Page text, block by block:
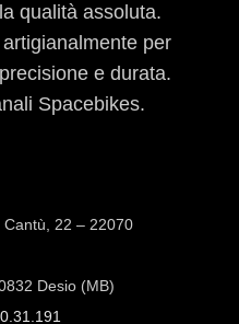
qualità assoluta.
per
e durata.
Spacebikes.
22 – 22070
Desio (MB)